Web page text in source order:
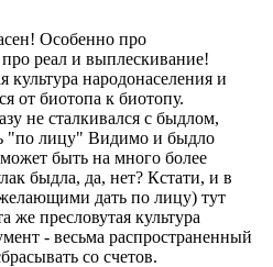
Особенно про
реал и выплескивание!
культура народонаселения и
от биотопа к биотопу.
не сталкивался с быдлом,
"по лицу" Видимо и быдло
быть на много более
быдла, да, нет? Кстати, и в
дать по лицу) тут
же пресловутая культура
- весьма распространенный
со счетов.